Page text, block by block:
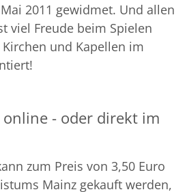
2011 gewidmet. Und allen
viel Freude beim Spielen
und Kapellen im
- oder direkt im
zum Preis von 3,50 Euro
Mainz gekauft werden,